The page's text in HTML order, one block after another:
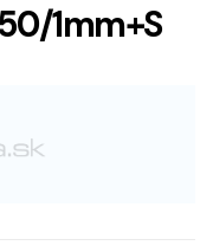
1mm+S